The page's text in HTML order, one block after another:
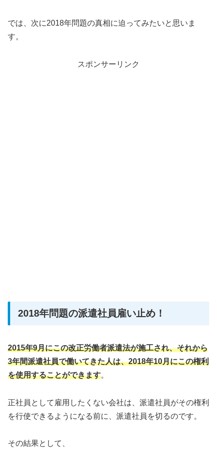
では、次に2018年問題の真相に迫ってみたいと思いま
す。
スポンサーリンク
2018年問題の派遣社員雇い止め！
2015年9月にこの改正労働者派遣法が施工され、それから
3年間派遣社員で働いてきた人は、2018年10月にこの権利
を使用することができます。
正社員として雇用したくない会社は、派遣社員がその権利
を行使できるようになる前に、派遣社員を切るのです。
その結果として、